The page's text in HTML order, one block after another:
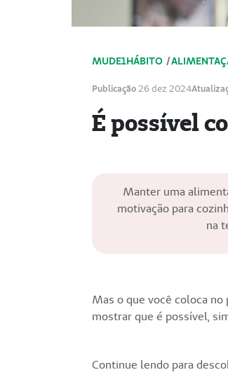
MUDE1HÁBITO /
Publicação26 dez 2024
É possível
Manter uma
motivação para
na
Mas o que você coloca
mostrar que é possível,
Continue lendo para